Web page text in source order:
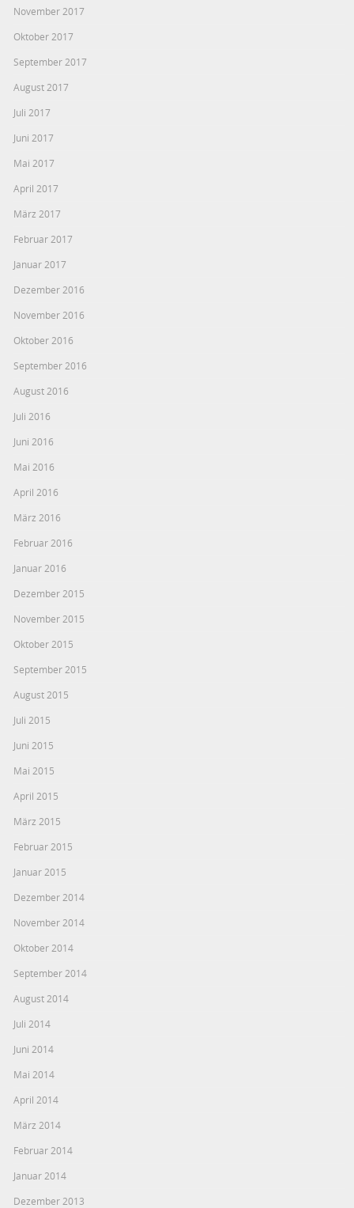
November 2017
Oktober 2017
September 2017
August 2017
Juli 2017
Juni 2017
Mai 2017
April 2017
März 2017
Februar 2017
Januar 2017
Dezember 2016
November 2016
Oktober 2016
September 2016
August 2016
Juli 2016
Juni 2016
Mai 2016
April 2016
März 2016
Februar 2016
Januar 2016
Dezember 2015
November 2015
Oktober 2015
September 2015
August 2015
Juli 2015
Juni 2015
Mai 2015
April 2015
März 2015
Februar 2015
Januar 2015
Dezember 2014
November 2014
Oktober 2014
September 2014
August 2014
Juli 2014
Juni 2014
Mai 2014
April 2014
März 2014
Februar 2014
Januar 2014
Dezember 2013